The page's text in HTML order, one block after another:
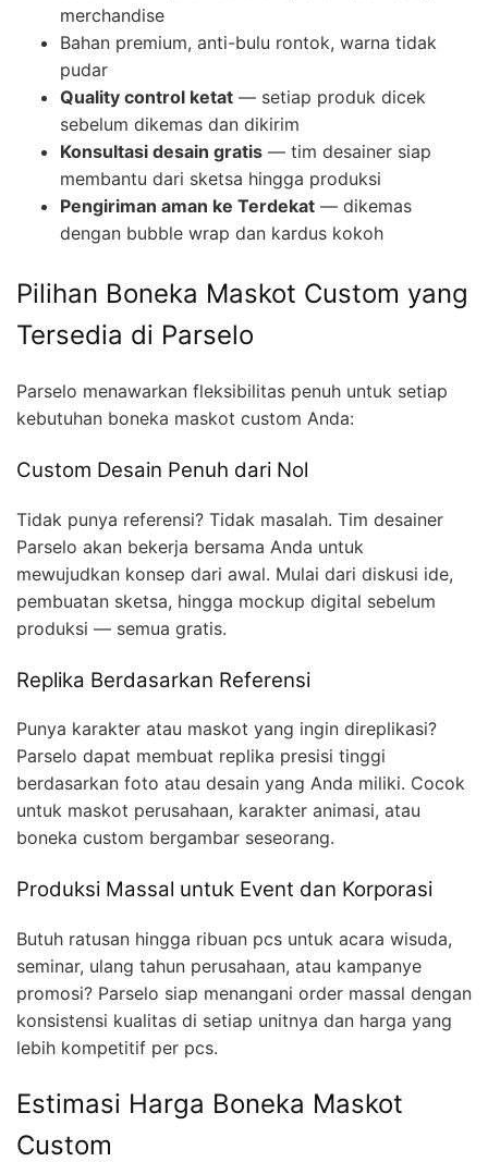
merchandise
Bahan premium, anti-bulu rontok, warna tidak
pudar
Quality control ketat — setiap produk dicek
sebelum dikemas dan dikirim
Konsultasi desain gratis — tim desainer siap
membantu dari sketsa hingga produksi
Pengiriman aman ke Terdekat — dikemas
dengan bubble wrap dan kardus kokoh
Pilihan Boneka Maskot Custom yang
Tersedia di Parselo
Parselo menawarkan fleksibilitas penuh untuk setiap
kebutuhan boneka maskot custom Anda:
Custom Desain Penuh dari Nol
Tidak punya referensi? Tidak masalah. Tim desainer
Parselo akan bekerja bersama Anda untuk
mewujudkan konsep dari awal. Mulai dari diskusi ide,
pembuatan sketsa, hingga mockup digital sebelum
produksi — semua gratis.
Replika Berdasarkan Referensi
Punya karakter atau maskot yang ingin direplikasi?
Parselo dapat membuat replika presisi tinggi
berdasarkan foto atau desain yang Anda miliki. Cocok
untuk maskot perusahaan, karakter animasi, atau
boneka custom bergambar seseorang.
Produksi Massal untuk Event dan Korporasi
Butuh ratusan hingga ribuan pcs untuk acara wisuda,
seminar, ulang tahun perusahaan, atau kampanye
promosi? Parselo siap menangani order massal dengan
konsistensi kualitas di setiap unitnya dan harga yang
lebih kompetitif per pcs.
Estimasi Harga Boneka Maskot
Custom